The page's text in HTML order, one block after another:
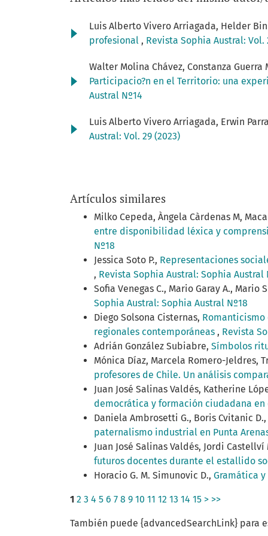
Luis Alberto Vivero Arriagada, Helder
profesional , Revista Sophia Austral: Vol.
Walter Molina Chávez, Constanza
Participacio?n en el Territorio: una
Austral Nº14
Luis Alberto Vivero Arriagada, Erwin
Austral: Vol. 29 (2023)
Artículos similares
Milko Cepeda, Àngela Càrdenas M,
entre disponibilidad léxica y
Nº18
Jessica Soto P., Representaciones
, Revista Sophia Austral: Sophia Austral
Sofia Venegas C., Mario Garay A., Mario
Sophia Austral: Sophia Austral Nº18
Diego Solsona Cisternas,
regionales contemporáneas , Revista
Adrián González Subiabre, Símbolos
Mónica Díaz, Marcela Romero-Jeldres,
profesores de Chile. Un análisis
Juan José Salinas Valdés, Katherine
democrática y formación ciudadana en
Daniela Ambrosetti G., Boris Cvitanic D.,
paternalismo industrial en Punta
Juan José Salinas Valdés, Jordi
futuros docentes durante el estallido
Horacio G. M. Simunovic D., Gramática y
1 2 3 4 5 6 7 8 9 10 11 12 13 14 15 > >>
También puede {advancedSearchLink} para